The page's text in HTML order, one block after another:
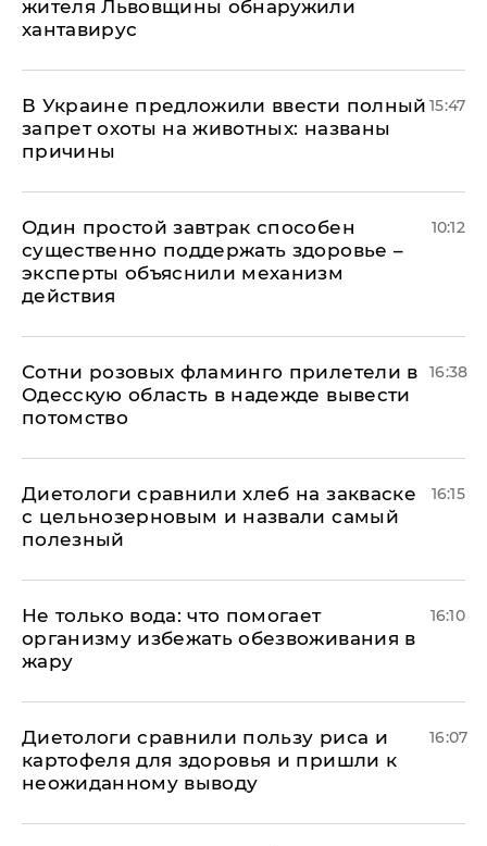
жителя Львовщины обнаружили
хантавирус
В Украине предложили ввести полный
запрет охоты на животных: названы
причины
15:47
Один простой завтрак способен
существенно поддержать здоровье –
эксперты объяснили механизм
действия
10:12
Сотни розовых фламинго прилетели в
Одесскую область в надежде вывести
потомство
16:38
Диетологи сравнили хлеб на закваске
с цельнозерновым и назвали самый
полезный
16:15
Не только вода: что помогает
организму избежать обезвоживания в
жару
16:10
Диетологи сравнили пользу риса и
картофеля для здоровья и пришли к
неожиданному выводу
16:07